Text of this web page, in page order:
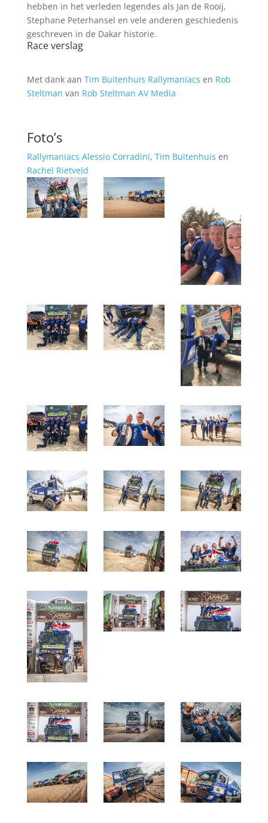
hebben in het verleden legendes als Jan de Rooij,
Stephane Peterhansel en vele anderen geschiedenis
geschreven in de Dakar historie.
Race verslag
Met dank aan Tim Buitenhuis Rallymaniacs en Rob
Steltman van Rob Steltman AV Media
Foto’s
Rallymaniacs Alessio Corradini, Tim Buitenhuis en
Rachel Rietveld